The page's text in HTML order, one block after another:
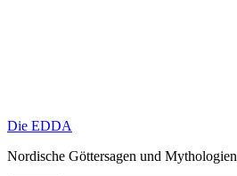
Die EDDA
Nordische Göttersagen und Mythologien